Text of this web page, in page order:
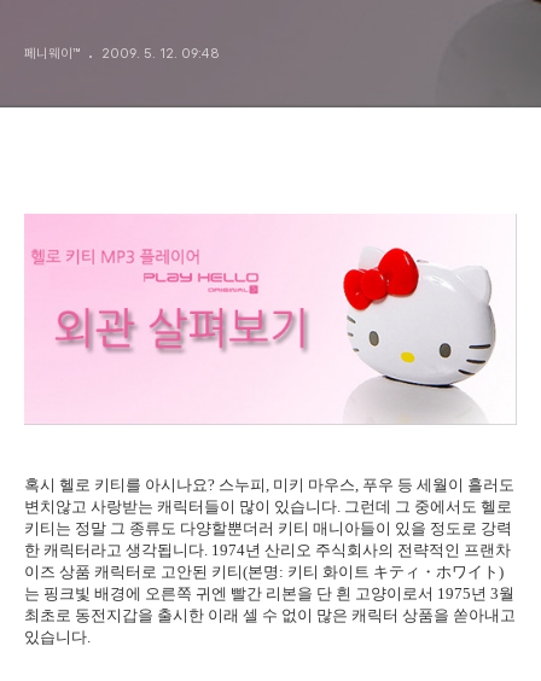
페니웨이™ 2009. 5. 12. 09:48
혹시 헬로 키티를 아시나요? 스누피, 미키 마우스, 푸우 등 세월이 흘러도
변치않고 사랑받는 캐릭터들이 많이 있습니다. 그런데 그 중에서도 헬로
키티는 정말 그 종류도 다양할뿐더러 키티 매니아들이 있을 정도로 강력
한 캐릭터라고 생각됩니다. 1974년 산리오 주식회사의 전략적인 프랜차
이즈 상품 캐릭터로 고안된 키티(본명: 키티 화이트 キティ・ホワイト )
는 핑크빛 배경에 오른쪽 귀엔 빨간 리본을 단 흰 고양이로서 1975년 3월
최초로 동전지갑을 출시한 이래 셀 수 없이 많은 캐릭터 상품을 쏟아내고
있습니다.